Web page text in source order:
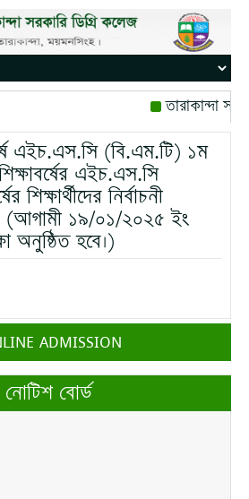
তারাকান্দা
রোজ বৃহস্পতিবার।
মোবাইল নম্বর:
এইচ.এস.সি (বি.এম.টি) ১ম
এইচ.এস.সি
শিক্ষার্থীদের নির্বাচনী
(আগামী ১৯/০১/২০২৫ ইং
অনুষ্ঠিত হবে।)
ADMISSION
নোটিশ বোর্ড